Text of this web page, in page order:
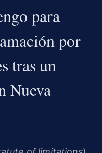
para
por
tras un
Nueva